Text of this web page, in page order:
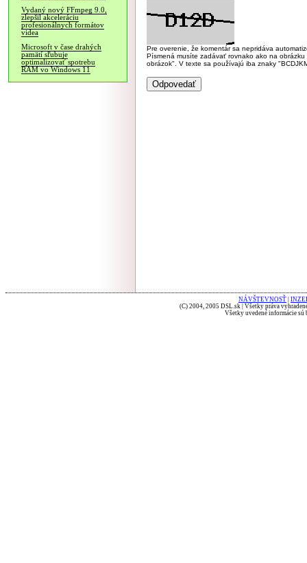
Vydaný nový FFmpeg 9.0,
zlepšil akceleráciu
profesionálnych formátov
videa
Microsoft v čase drahých
pamätí sľubuje
optimalizovať spotrebu
RAM vo Windows 11
Pre overenie, že komentár sa nepridáva
Písmená musíte zadávať rovnako ako na
obrázok". V texte sa používajú iba znaky
NÁVŠTEVNOSŤ
(C) 2004, 2005 DSL.sk | Všetky práva
Všetky uvedené informácie sú